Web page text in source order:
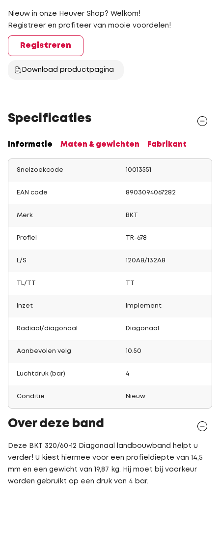
Nieuw in onze Heuver Shop? Welkom!
Registreer en profiteer van mooie voordelen!
Registreren
Download productpagina
Specificaties
Informatie Maten & gewichten Fabrikant
Snelzoekcode 10013551
EAN code 8903094067282
Merk BKT
Profiel TR-678
L/S 120A8/132A8
TL/TT
Inzet Implement
Radiaal/diagonaal Diagonaal
Aanbevolen velg 10.50
Luchtdruk (bar) 4
Conditie Nieuw
Over deze band
Deze BKT 320/60-12 Diagonaal landbouwband helpt u
verder! U kiest hiermee voor een profieldiepte van 14,5
mm en een gewicht van 19,87 kg. Hij moet bij voorkeur
worden gebruikt op een druk van 4 bar.